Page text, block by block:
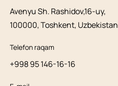
Avenyu Sh. Rashidov,16-uy,
100000, Toshkent, Uzbekistan
Telefon raqam
+998 95 146-16-16